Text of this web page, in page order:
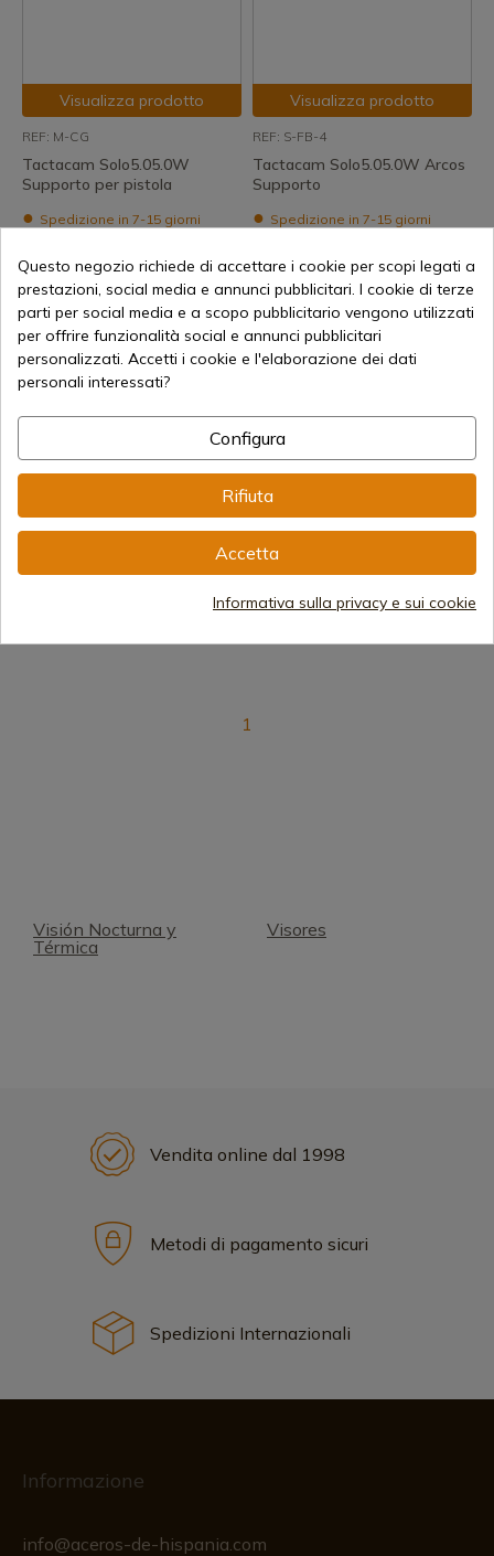
Visualizza prodotto
REF: M-CG
Tactacam Solo5.05.0W
Supporto per pistola
Spedizione in 7-15 giorni
Visualizza prodotto
REF: S-FB-4
Tactacam Solo5.05.0W Arcos
Supporto
Spedizione in 7-15 giorni
Visualizza prodotto
Adattatore per mirino
Spedizione in 7-15 giorni
Visualizza prodotto
REF: SPY007
VIDEOCAMERA D'AZIONE
Spedizione in 7-15 giorni
420,74 €
1
Visión Nocturna y
Térmica
Visores
Vendita online dal 1998
Metodi di pagamento sicuri
Spedizioni Internazionali
Informazione
info@aceros-de-hispania.com
Questo negozio richiede di accettare i cookie per scopi legati a
prestazioni, social media e annunci pubblicitari. I cookie di terze
parti per social media e a scopo pubblicitario vengono utilizzati
per offrire funzionalità social e annunci pubblicitari
personalizzati. Accetti i cookie e l'elaborazione dei dati
personali interessati?
Configura
Rifiuta
Accetta
Informativa sulla privacy e sui cookie